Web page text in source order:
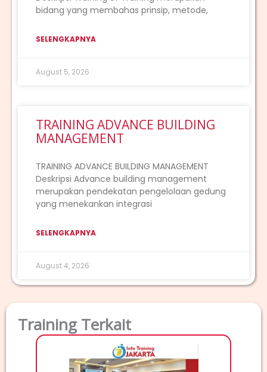
bidang yang membahas prinsip, metode,
SELENGKAPNYA
August 5, 2026
TRAINING ADVANCE BUILDING
MANAGEMENT
TRAINING ADVANCE BUILDING MANAGEMENT
Deskripsi Advance building management
merupakan pendekatan pengelolaan gedung
yang menekankan integrasi
SELENGKAPNYA
August 4, 2026
Training Terkait